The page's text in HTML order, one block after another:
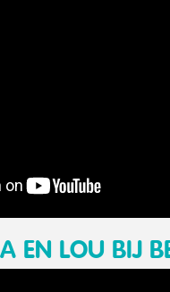
EN LOU BIJ